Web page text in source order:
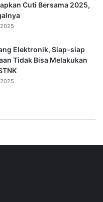
Cuti Bersama 2025,
Elektronik, Siap-siap
Tidak Bisa Melakukan